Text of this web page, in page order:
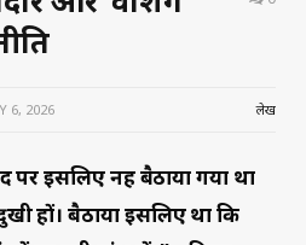
6, 2026 लेख
इसलिए नहीं बैठाया गया था
हों। बैठाया इसलिए था कि